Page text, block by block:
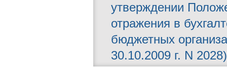
утверждении
отражения в
бюджетных
30.10.2009 г. N 2028)